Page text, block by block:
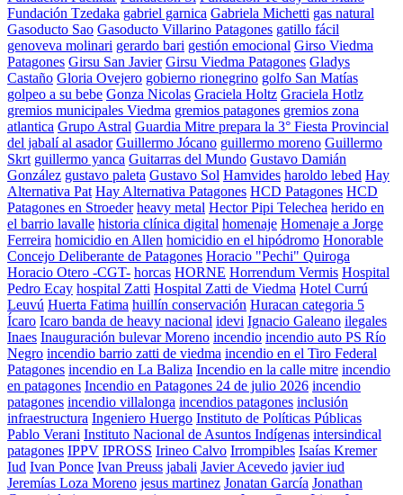
Fundación Tzedaka gabriel garnica Gabriela Michetti gas natural
Gasoducto Sao Gasoducto Villarino Patagones gatillo fácil
genoveva molinari gerardo bari gestión emocional Girso Viedma
Patagones Girsu San Javier Girsu Viedma Patagones Gladys
Castaño Gloria Ovejero gobierno rionegrino golfo San Matías
golpeo a su bebe Gonza Nicolas Graciela Holtz Graciela Hotlz
gremios municipales Viedma gremios patagones gremios zona
atlantica Grupo Astral Guardia Mitre prepara la 3° Fiesta Provincial
del jabalí al asador Guillermo Jócano guillermo moreno Guillermo
Skrt guillermo yanca Guitarras del Mundo Gustavo Damián
González gustavo paleta Gustavo Sol Hamvides haroldo lebed Hay
Alternativa Pat Hay Alternativa Patagones HCD Patagones HCD
Patagones en Stroeder heavy metal Hector Pipi Telechea herido en
el barrio lavalle historia clínica digital homenaje Homenaje a Jorge
Ferreira homicidio en Allen homicidio en el hipódromo Honorable
Concejo Deliberante de Patagones Horacio "Pechi" Quiroga
Horacio Otero -CGT- horcas HORNE Horrendum Vermis Hospital
Pedro Ecay hospital Zatti Hospital Zatti de Viedma Hotel Currú
Leuvú Huerta Fatima huillín conservación Huracan categoria 5
Ícaro Icaro banda de heavy nacional idevi Ignacio Galeano ilegales
Inaes Inauguración bulevar Moreno incendio incendio auto PS Río
Negro incendio barrio zatti de viedma incendio en el Tiro Federal
Patagones incendio en La Baliza Incendio en la calle mitre incendio
en patagones Incendio en Patagones 24 de julio 2026 incendio
patagones incendio villalonga incendios patagones inclusión
infraestructura Ingeniero Huergo Instituto de Políticas Públicas
Pablo Verani Instituto Nacional de Asuntos Indígenas intersindical
patagones IPPV IPROSS Irineo Calvo Irrompibles Isaías Kremer
Iud Ivan Ponce Ivan Preuss jabali Javier Acevedo javier iud
Jeremías Loza Moreno jesus martinez Jonatan García Jonathan